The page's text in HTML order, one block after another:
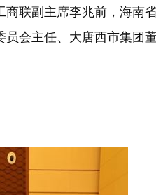
联副主席李兆前，海南
会主任、大唐西市集团